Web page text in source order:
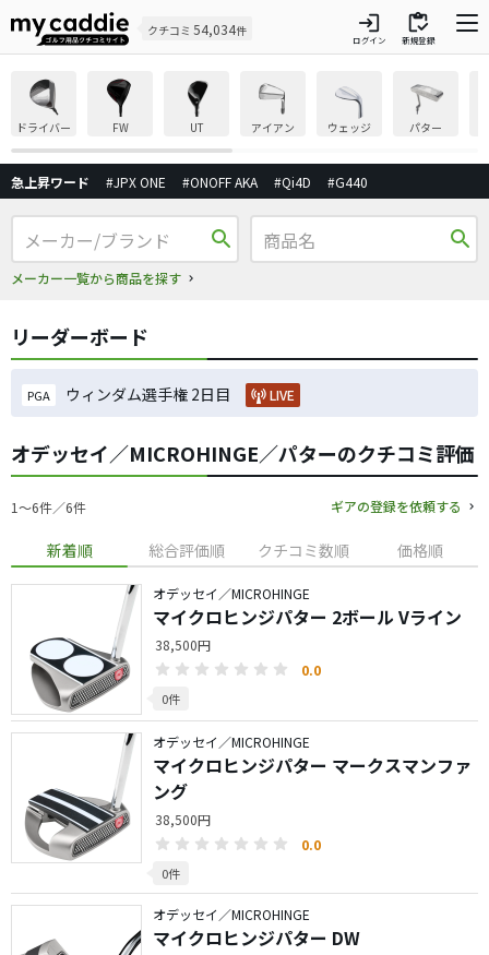
クチコミ 54,034件 login
ログイン
inventory
新規登録
ドライバー FW UT アイアン ウェッジ パター
急上昇ワード #JPX ONE #ONOFF AKA #Qi4D #G440
search
メーカー一覧から商品を探す
search
リーダーボード
PGA ウィンダム選手権 2日目 LIVE
オデッセイ／MICROHINGE／パターのクチコミ評価
1〜6件／6件 ギアの登録を依頼する
新着順 総合評価順 クチコミ数順 価格順
オデッセイ／MICROHINGE
マイクロヒンジパター 2ボール Vライン
38,500円
0.0
0件
オデッセイ／MICROHINGE
マイクロヒンジパター マークスマンファ
ング
38,500円
0.0
0件
オデッセイ／MICROHINGE
マイクロヒンジパター DW